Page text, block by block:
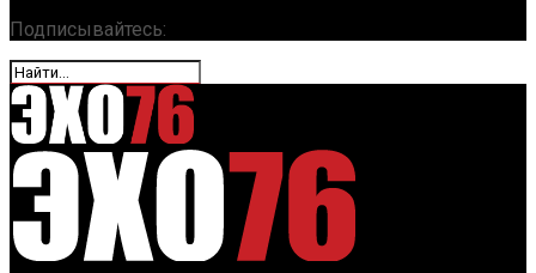
Подписывайтесь: